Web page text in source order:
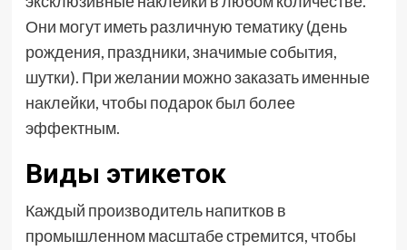
Они могут иметь различную тематику (день
рождения, праздники, значимые события,
шутки). При желании можно заказать именные
наклейки, чтобы подарок был более
эффектным.
Виды этикеток
Каждый производитель напитков в
промышленном масштабе стремится, чтобы